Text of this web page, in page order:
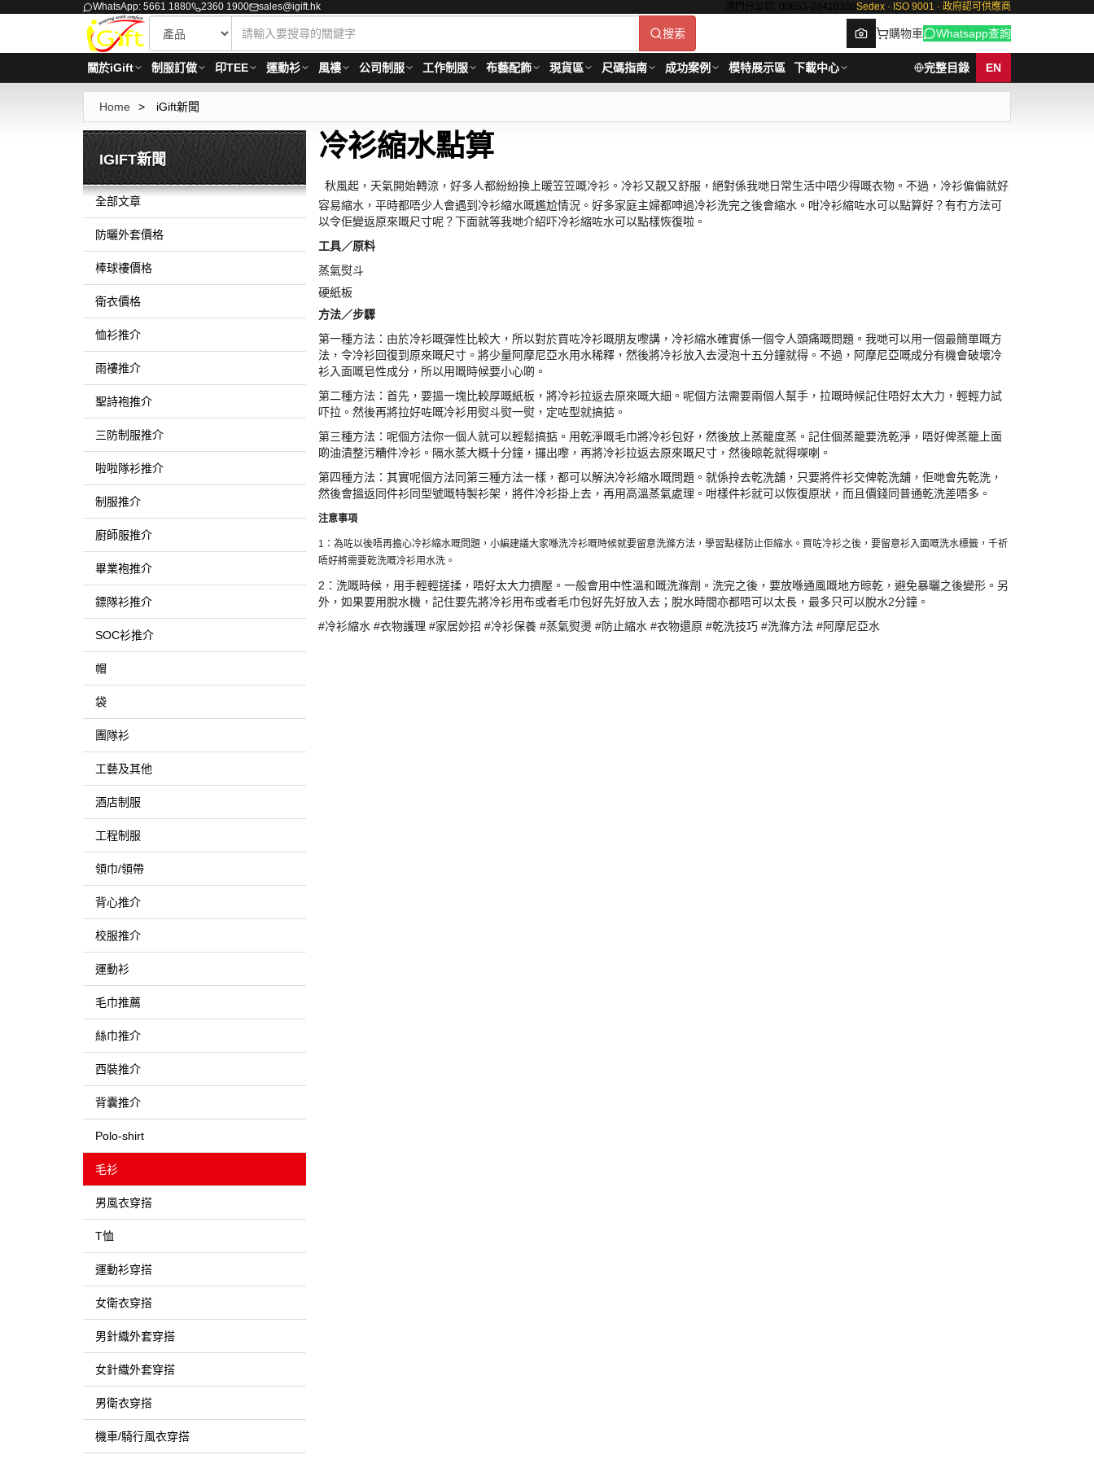
WhatsApp: 5661 1880 2360 1900 sales@igift.hk 澳門分公司: 00853-28410350 Sedex · ISO 9001 · 政府認可供應商
搜索 購物車 Whatsapp查詢
關於iGift 制服訂做 印TEE 運動衫 風褸 公司制服 工作制服 布藝配飾 現貨區 尺碼指南 成功案例 模特展示區 下載中心 完整目錄 EN
Home > iGift新聞
IGIFT新聞
全部文章
防曬外套價格
棒球褸價格
衛衣價格
恤衫推介
雨褸推介
聖詩袍推介
三防制服推介
啦啦隊衫推介
制服推介
廚師服推介
畢業袍推介
鏢隊衫推介
SOC衫推介
帽
袋
團隊衫
工藝及其他
酒店制服
工程制服
領巾/領帶
背心推介
校服推介
運動衫
毛巾推薦
絲巾推介
西裝推介
背囊推介
Polo-shirt
毛衫
男風衣穿搭
T恤
運動衫穿搭
女衛衣穿搭
男針織外套穿搭
女針織外套穿搭
男衛衣穿搭
機車/騎行風衣穿搭
冷衫縮水點算
秋風起，天氣開始轉涼，好多人都紛紛換上暖笠笠嘅冷衫。冷衫又靚又舒服，絕對係我哋日常生活中唔少得嘅衣物。不過，冷衫偏偏就好
容易縮水，平時都唔少人會遇到冷衫縮水嘅尷尬情況。好多家庭主婦都呻過冷衫洗完之後會縮水。咁冷衫縮咗水可以點算好？有冇方法可
以令佢變返原來嘅尺寸呢？下面就等我哋介紹吓冷衫縮咗水可以點樣恢復啦。
工具／原料
蒸氣熨斗
硬紙板
方法／步驟
第一種方法：由於冷衫嘅彈性比較大，所以對於買咗冷衫嘅朋友嚟講，冷衫縮水確實係一個令人頭痛嘅問題。我哋可以用一個最簡單嘅方
法，令冷衫回復到原來嘅尺寸。將少量阿摩尼亞水用水稀釋，然後將冷衫放入去浸泡十五分鐘就得。不過，阿摩尼亞嘅成分有機會破壞冷
衫入面嘅皂性成分，所以用嘅時候要小心啲。
第二種方法：首先，要搵一塊比較厚嘅紙板，將冷衫拉返去原來嘅大細。呢個方法需要兩個人幫手，拉嘅時候記住唔好太大力，輕輕力試
吓拉。然後再將拉好咗嘅冷衫用熨斗熨一熨，定咗型就搞掂。
第三種方法：呢個方法你一個人就可以輕鬆搞掂。用乾淨嘅毛巾將冷衫包好，然後放上蒸籠度蒸。記住個蒸籠要洗乾淨，唔好俾蒸籠上面
啲油漬整污糟件冷衫。隔水蒸大概十分鐘，攞出嚟，再將冷衫拉返去原來嘅尺寸，然後晾乾就得㗎喇。
第四種方法：其實呢個方法同第三種方法一樣，都可以解決冷衫縮水嘅問題。就係拎去乾洗舖，只要將件衫交俾乾洗舖，佢哋會先乾洗，
然後會搵返同件衫同型號嘅特製衫架，將件冷衫掛上去，再用高溫蒸氣處理。咁樣件衫就可以恢復原狀，而且價錢同普通乾洗差唔多。
注意事項
1：為咗以後唔再擔心冷衫縮水嘅問題，小編建議大家喺洗冷衫嘅時候就要留意洗滌方法，學習點樣防止佢縮水。買咗冷衫之後，要留意衫入面嘅洗水標籤，千祈
唔好將需要乾洗嘅冷衫用水洗。
2：洗嘅時候，用手輕輕搓揉，唔好太大力擠壓。一般會用中性溫和嘅洗滌劑。洗完之後，要放喺通風嘅地方晾乾，避免暴曬之後變形。另
外，如果要用脫水機，記住要先將冷衫用布或者毛巾包好先好放入去；脫水時間亦都唔可以太長，最多只可以脫水2分鐘。
#冷衫縮水 #衣物護理 #家居妙招 #冷衫保養 #蒸氣熨燙 #防止縮水 #衣物還原 #乾洗技巧 #洗滌方法 #阿摩尼亞水